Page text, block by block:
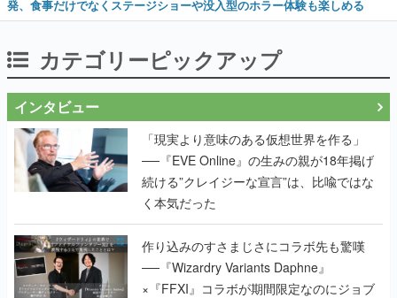
発、食事だけでなくステージショーや没入型のホラー体験も楽しめる
カテゴリーピックアップ
インタビュー
「現実より意味のある仮想世界を作る」
──『EVE Online』の生みの親が18年掲げ
続ける”クレイジーな宣言”は、比喩ではな
く本気だった
作り込みのすさまじさにコラボ先も驚嘆
──『Wizardry Variants Daphne』
×『FFXI』コラボが期間限定なのにジョブ